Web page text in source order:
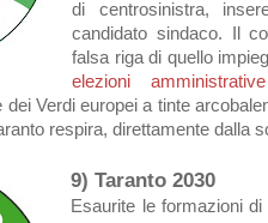
di centrosinistra,
candidato sindaco. Il
falsa riga di quello
elezioni
Verdi europei a tinte
respira, direttamente dalla
9) Taranto 2030
Esaurite le formazioni